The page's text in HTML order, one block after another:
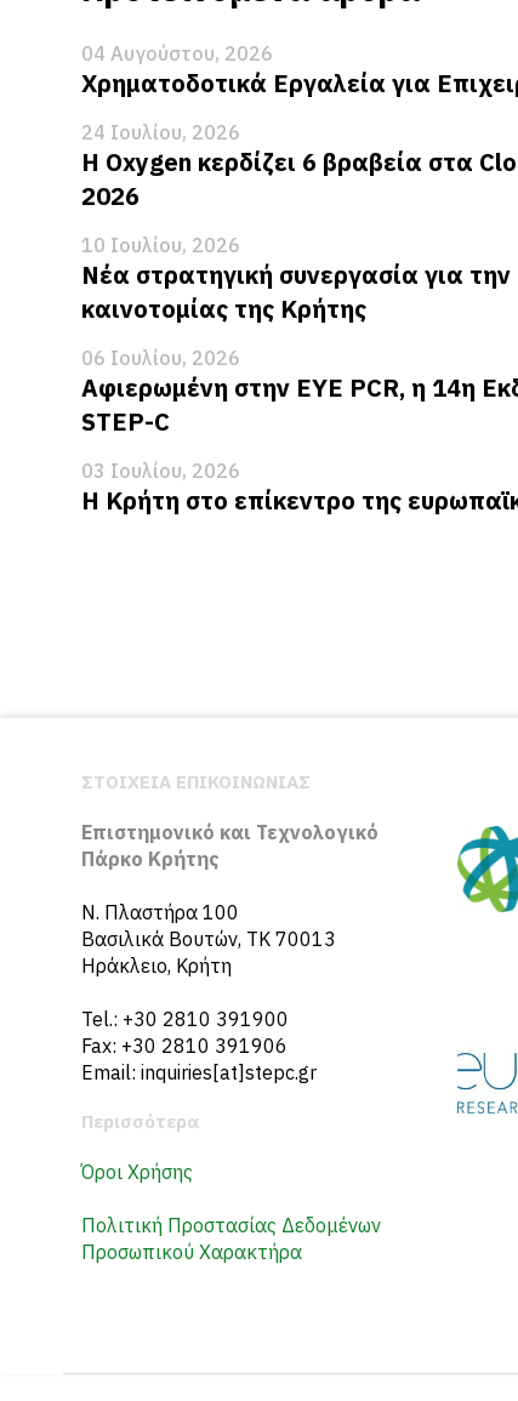
04 Αυγούστου, 2026
Χρηματοδοτικά Εργαλεία για
24 Ιουλίου, 2026
Η Oxygen κερδίζει 6 βραβεία στα
2026
10 Ιουλίου, 2026
Νέα στρατηγική συνεργασία για
καινοτομίας της Κρήτης
06 Ιουλίου, 2026
Αφιερωμένη στην EYE PCR, η 14η
STEP-C
03 Ιουλίου, 2026
Η Κρήτη στο επίκεντρο της
ΣΤΟΙΧΕΙΑ ΕΠΙΚΟΙΝΩΝΙΑΣ
Επιστημονικό και Τεχνολογικό
Πάρκο Κρήτης
N. Πλαστήρα 100
Βασιλικά Βουτών, ΤΚ 70013
Ηράκλειο, Κρήτη
Tel.: +30 2810 391900
Fax: +30 2810 391906
Email: inquiries[at]stepc.gr
Περισσότερα
Όροι Χρήσης
Πολιτική Προστασίας Δεδομένων
Προσωπικού Χαρακτήρα